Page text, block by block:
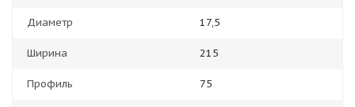
Диаметр 17,5
Ширина 215
Профиль 75